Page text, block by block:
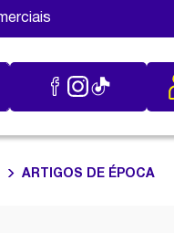
ARTIGOS DE ÉPOCA